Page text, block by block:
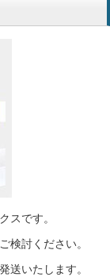
り扱いがなくな
スです。
検討ください。
送いたします。